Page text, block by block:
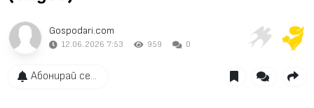
Gospodari.com
12.06.2026 7:53 959 0
Абонирай се...